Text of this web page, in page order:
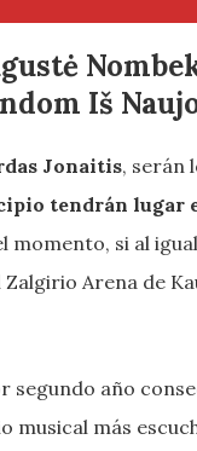
Iš
Jonaitis, serán
tendrán lugar
momento, si al
Arena de
año
más